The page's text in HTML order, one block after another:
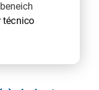
técnico